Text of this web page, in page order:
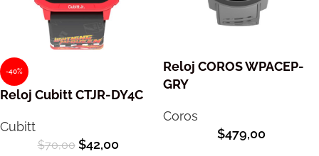
-40%
Reloj Cubitt CTJR-DY4C
Cubitt
$70,00 $42,00
Reloj COROS WPACEP-
GRY
Coros
$479,00